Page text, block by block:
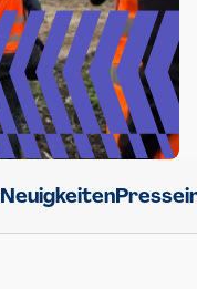
Neuigkeiten